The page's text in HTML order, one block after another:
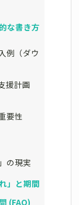
な書き方
例（ダウ
援計画
要性
の現実
」と期間
(FAQ)